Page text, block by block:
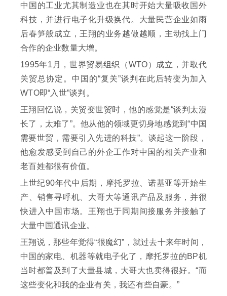
中国的工业尤其制造业也在其时开始大量吸收国外
科技，并进行电子化升级换代。大量民营企业如雨
后春笋般成立，王翔的业务越做越顺，主动找上门
合作的企业数量大增。
1995年1月，世界贸易组织（WTO）成立，并取代
关贸总协定。中国的“复关”谈判在此后转变为加入
WTO即“入世”谈判。
王翔回忆说，关贸变世贸时，他的感觉是“谈判太漫
长了，太难了”。他从他的领域更切身地感觉到“中国
需要世贸，需要引入先进的科技”。谈起这一阶段，
他愈发感受到自己的外企工作对中国的相关产业和
老百姓都很有价值。
上世纪90年代中后期，摩托罗拉、诺基亚等开始生
产、销售寻呼机、大哥大等通讯产品及服务，并很
快进入中国市场。王翔也于同期间接服务并接触了
大量中国通讯企业。
王翔说，那些年觉得“很魔幻”，就过去十来年时间，
中国的家电、机器等就电子化了，摩托罗拉的BP机
当时都普及到了大量县城，大哥大也卖得很好。“而
这些变化和我的企业有关，我还有些自豪。”